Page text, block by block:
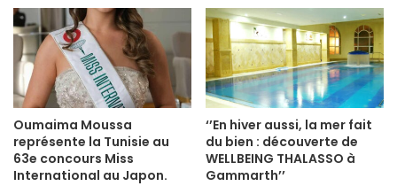
Oumaima Moussa
représente la Tunisie au
63e concours Miss
International au Japon.
‘’En hiver aussi, la mer fait
du bien : découverte de
WELLBEING THALASSO à
Gammarth’’